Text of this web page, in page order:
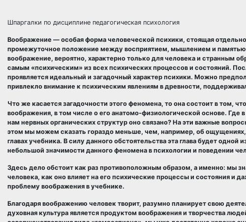
Шпаргалки по дисциплине педагогическая психология
Воображение — особая форма человеческой психики, стоящая
промежуточное положение между восприятием, мышлением и
воображение, вероятно, характерно только для человека и странным
самым «психическим» из всех психических процессов и состояний.
проявляется идеальный и загадочный характер психики. Можно
привлекло внимание к психическим явлениям в древности,
Что же касается загадочности этого феномена, то она состоит в том,
воображения, в том числе о его анатомо-физиологической основе. Где
нам нервных органических структур оно связано? На эти важные
этом мы можем сказать гораздо меньше, чем, например, об
главах учебника. В силу данного обстоятельства эта глава будет
небольшой значимости данного феномена в психологии и поведении
Здесь дело обстоит как раз противоположным образом, а именно: мы
человека, как оно влияет на его психические процессы и состояния и
проблему воображения в учебнике.
Благодаря воображению человек творит, разумно планирует свою
духовная культура является продуктом воображения и творчества